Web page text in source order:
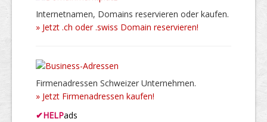
Internetnamen, Domains reservieren oder kaufen.
» Jetzt .ch oder .swiss Domain reservieren!
Firmenadressen Schweizer Unternehmen.
» Jetzt Firmenadressen kaufen!
✔HELPads